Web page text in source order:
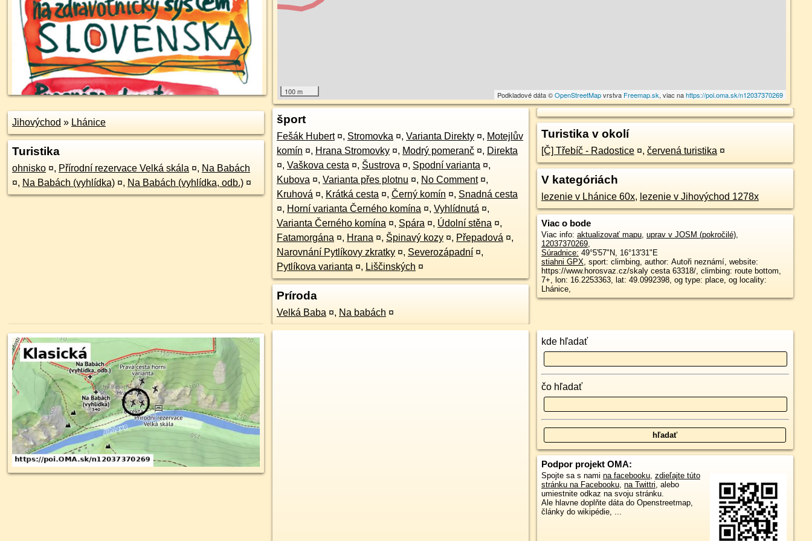
100 m Podkladové dáta ©OpenStreetMapvrstva Freemap.sk, viac nahttps://poi.oma.sk/n12037370269
Jihovýchod » Lhánice
Turistika
ohnisko ¤, Přírodní rezervace Velká skála ¤, Na Babách
¤, Na Babách (vyhlídka) ¤, Na Babách (vyhlídka, odb.) ¤
šport
Fešák Hubert ¤, Stromovka ¤, Varianta Direkty ¤, Motejlův
komín ¤, Hrana Stromovky ¤, Modrý pomeranč ¤, Direkta
¤, Vaškova cesta ¤, Šustrova ¤, Spodní varianta ¤,
Kubova ¤, Varianta přes plotnu ¤, No Comment ¤,
Kruhová ¤, Krátká cesta ¤, Černý komín ¤, Snadná cesta
¤, Horní varianta Černého komína ¤, Vyhlídnutá ¤,
Varianta Černého komína ¤, Spára ¤, Údolní stěna ¤,
Fatamorgána ¤, Hrana ¤, Špinavý kozy ¤, Přepadová ¤,
Narovnání Pytlíkovy zkratky ¤, Severozápadní ¤,
Pytlíkova varianta ¤, Liščinských ¤
Príroda
Velká Baba ¤, Na babách ¤
Turistika v okolí
[Č] Třebíč - Radostice ¤, červená turistika ¤
V kategóriách
lezenie v Lhánice 60x, lezenie v Jihovýchod 1278x
Viac o bode
Viac info: aktualizovať mapu, uprav v JOSM (pokročilé),
12037370269,
Súradnice: 49°5'57"N, 16°13'31"E
stiahni GPX, sport: climbing, author: Autoři neznámí, website:
https://www.horosvaz.cz/skaly cesta 63318/, climbing: route bottom,
7+, lon: 16.2253363, lat: 49.0992398, og type: place, og locality:
Lhánice,
kde hľadať
čo hľadať
Podpor projekt OMA:
Spojte sa s nami na facebooku, zdieľajte túto
stránku na Facebooku, na Twittri, alebo
umiestnite odkaz na svoju stránku.
Ale hlavne doplňte dáta do Openstreetmap,
články do wikipédie, ...